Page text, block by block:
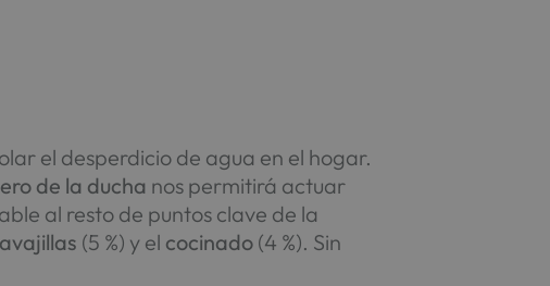
el desperdicio de agua en el hogar.
de la ducha nos permitirá actuar
al resto de puntos clave de la
(5 %) y el cocinado (4 %). Sin